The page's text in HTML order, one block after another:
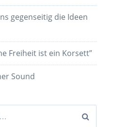
gegenseitig die Ideen
Freiheit ist ein Korsett”
Sound